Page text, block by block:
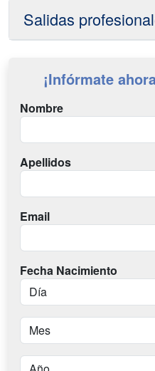
Salidas
¡Infórmate
Nombre
Apellidos
Email
Fecha Nacimiento